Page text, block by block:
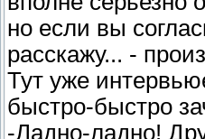
но если вы
расскажу... -
Тут уже
быстро-быстро
-Ладно-ладно!